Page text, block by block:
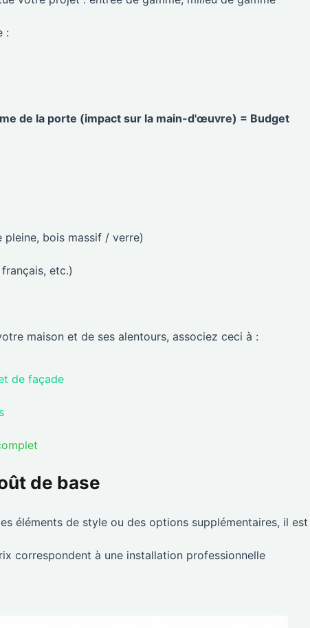
:
de la porte (impact sur la main-d'œuvre) = Budget
pleine, bois massif / verre)
etc.)
maison et de ses alentours, associez ceci à :
de façade
de base
éléments de style ou des options supplémentaires, il est
correspondent à une installation professionnelle